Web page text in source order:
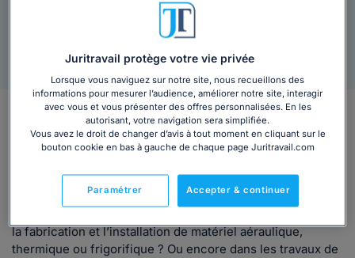
Agrément Légifrance Livraison sous 48h
En bref
Retrouvez tous les avantages spécifiques à votre
Convention collective.
Vous travaillez en Guadeloupe pour une entreprise
la fabrication et l’installation de matériel aéraulique,
thermique ou frigorifique ? Ou encore dans les travaux de
Juritravail protège votre vie privée
Lorsque vous naviguez sur notre site, nous recueillons des
informations pour mesurer l’audience, améliorer notre site, interagir
avec vous et vous présenter des offres personnalisées. En les
autorisant, votre navigation sera simplifiée.
Vous avez le droit de changer d’avis à tout moment en cliquant sur le
bouton cookie en bas à gauche de chaque page Juritravail.com
Accepter & continuer
Paramétrer